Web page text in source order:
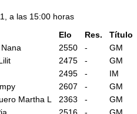
a las 15:00 horas
Elo Res.
Título
2550 -
GM
2475 -
GM
2495 -
IM
2607 -
GM
Martha L 2363 -
GM